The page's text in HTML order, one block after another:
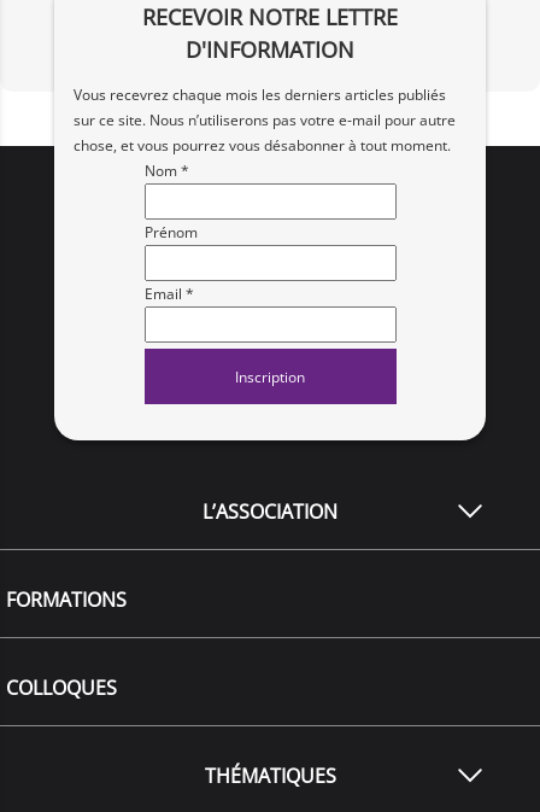
RECEVOIR NOTRE LETTRE
D'INFORMATION
Vous recevrez chaque mois les derniers articles publiés
sur ce site. Nous n’utiliserons pas votre e‑mail pour autre
chose, et vous pourrez vous désabonner à tout moment.
Nom *
Prénom
Email *
L’ASSOCIATION
FORMATIONS
COLLOQUES
THÉMATIQUES